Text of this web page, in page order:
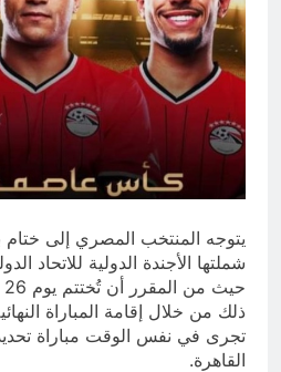
يتوجه المنتخب المصري إلى ختام
شملتها الأجندة الدولية للاتحاد
ذلك من خلال إقامة المباراة
تجرى في نفس الوقت مباراة تحديد
القاهرة.